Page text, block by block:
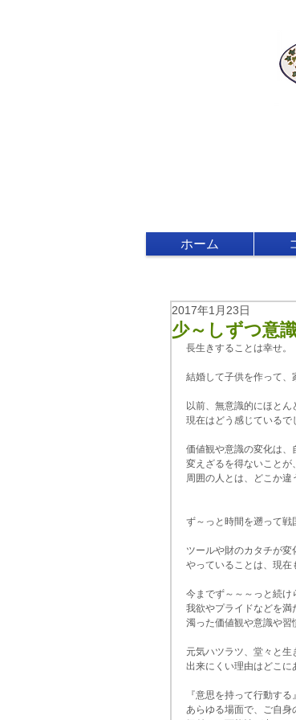
ホーム
少～しずつ意
2017年1月23日
長生きすることは幸せ。
結婚して子供を作って、
以前、無意識的にほとん
現在はどう感じているで
価値観や意識の変化は、
変えざるを得ないこと
周囲の人とは、どこか違
ず～っと時間を遡って戦
ツールや財のカタチが変
やっていることは、現在
今までず～～～っと続け
我欲やプライドなどを満
濁った価値観や意識や習
元気ハツラツ、堂々と生
出来にくい理由はどこに
『意思を持って行動する
あらゆる場面で、ご自身